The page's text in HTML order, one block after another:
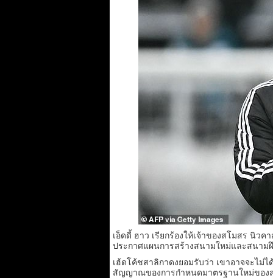
เอ็ดดี้ ฮาว เรียกร้องให้เจ้าของสโมสร นิว
ประกาศแผนการสร้างสนามใหม่และสนาม
เฮ้ดโค้ชสาลิกาดงยอมรับว่า เขาอาจจะไม่
สัญญาณของการกำหนดมาตรฐานใหม่ของ